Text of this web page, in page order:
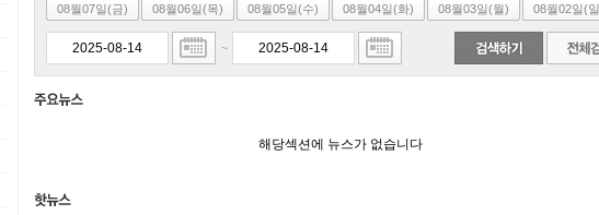
08월07일(금) 08월06일(목) 08월05일(수) 08월04일(화) 08월03일(월) 08월02일(
~
해당섹션에 뉴스가 없습니다